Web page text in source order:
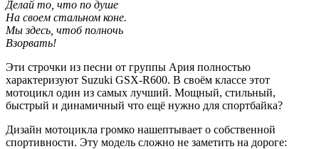
Делай то, что по душе
На своем стальном коне.
Мы здесь, чтоб полночь
Взорвать!
Эти строчки из песни от группы Ария полностью
характеризуют Suzuki GSX-R600. В своём классе этот
мотоцикл один из самых лучший. Мощный, стильный,
быстрый и динамичный что ещё нужно для спортбайка?
Дизайн мотоцикла громко нашептывает о собственной
спортивности. Эту модель сложно не заметить на дороге: